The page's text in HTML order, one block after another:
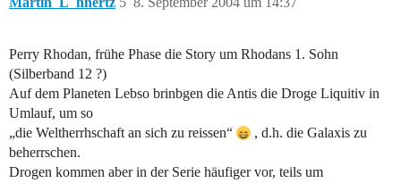
Perry Rhodan, frühe Phase die Story um Rhodans 1. Sohn
(Silberband 12 ?)
Auf dem Planeten Lebso brinbgen die Antis die Droge Liquitiv in
Umlauf, um so
„die Weltherrhschaft an sich zu reissen“
, d.h. die Galaxis zu
beherrschen.
Drogen kommen aber in der Serie häufiger vor, teils um